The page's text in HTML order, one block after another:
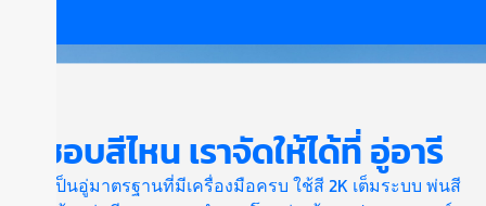
ชอบสีไหน เราจัดให้ได้ที่ อู่อารี
เราเป็นอู่มาตรฐานที่มีเครื่องมือครบ ใช้สี 2K เต็มระบบ พ่นสี